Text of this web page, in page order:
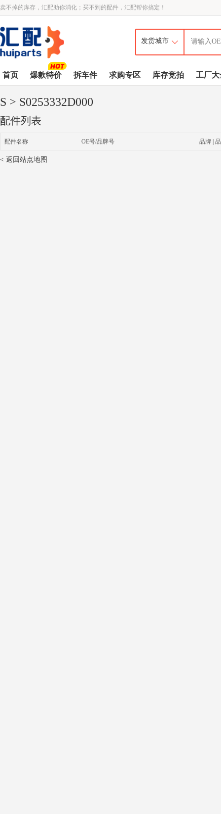
卖不掉的库存，汇配助你消化；买不到的配件，汇配帮你搞定！
首页 爆款特价 拆车件 求购专区 库存竞拍 工厂大
S > S0253332D000
配件列表
配件名称 OE号/品牌号 品牌 |
< 返回站点地图